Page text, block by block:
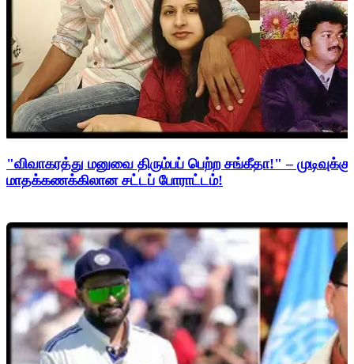
"விவாகரத்து மனுவை திரும்பப் பெற்ற சங்கீதா!" –
மாதக்கணக்கிலான சட்டப் போராட்டம்!